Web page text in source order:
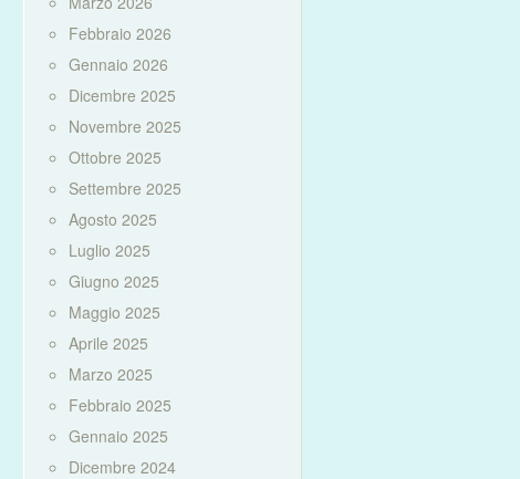
Febbraio 2026
Gennaio 2026
Dicembre 2025
Novembre 2025
Ottobre 2025
Settembre 2025
Agosto 2025
Luglio 2025
Giugno 2025
Maggio 2025
Aprile 2025
Marzo 2025
Febbraio 2025
Gennaio 2025
Dicembre 2024